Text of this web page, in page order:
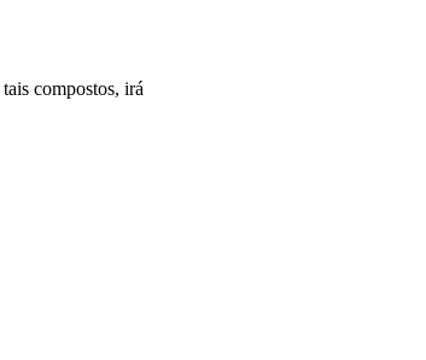
compostos, irá